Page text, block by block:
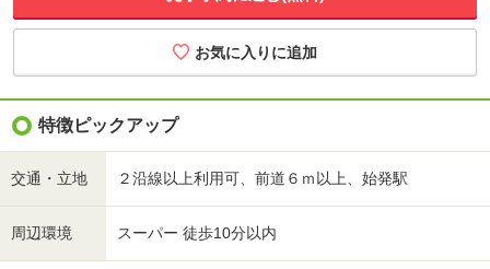
特徴ピックアップ
交通・立地 ２沿線以上利用可、前道６ｍ以上、始発駅
周辺環境 スーパー 徒歩10分以内